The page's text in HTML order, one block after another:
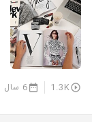
1.3K 6 سال پیش